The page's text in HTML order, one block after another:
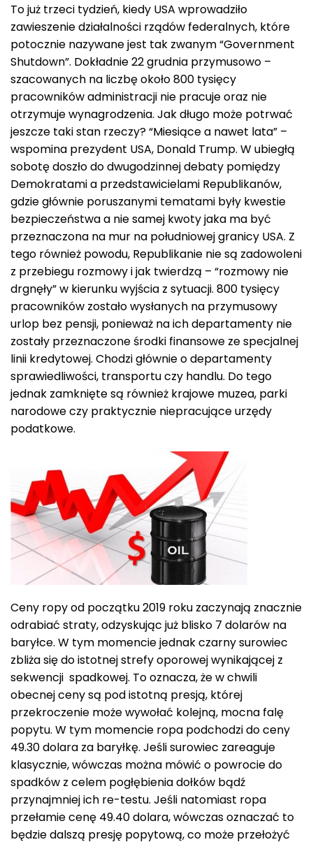
To już trzeci tydzień, kiedy USA wprowadziło
zawieszenie działalności rządów federalnych, które
potocznie nazywane jest tak zwanym “Government
Shutdown”. Dokładnie 22 grudnia przymusowo –
szacowanych na liczbę około 800 tysięcy
pracowników administracji nie pracuje oraz nie
otrzymuje wynagrodzenia. Jak długo może potrwać
jeszcze taki stan rzeczy? “Miesiące a nawet lata” –
wspomina prezydent USA, Donald Trump. W ubiegłą
sobotę doszło do dwugodzinnej debaty pomiędzy
Demokratami a przedstawicielami Republikanów,
gdzie głównie poruszanymi tematami były kwestie
bezpieczeństwa a nie samej kwoty jaka ma być
przeznaczona na mur na południowej granicy USA. Z
tego również powodu, Republikanie nie są zadowoleni
z przebiegu rozmowy i jak twierdzą – “rozmowy nie
drgnęły” w kierunku wyjścia z sytuacji. 800 tysięcy
pracowników zostało wysłanych na przymusowy
urlop bez pensji, ponieważ na ich departamenty nie
zostały przeznaczone środki finansowe ze specjalnej
linii kredytowej. Chodzi głównie o departamenty
sprawiedliwości, transportu czy handlu. Do tego
jednak zamknięte są również krajowe muzea, parki
narodowe czy praktycznie niepracujące urzędy
podatkowe.
Ceny ropy od początku 2019 roku zaczynają znacznie
odrabiać straty, odzyskując już blisko 7 dolarów na
baryłce. W tym momencie jednak czarny surowiec
zbliża się do istotnej strefy oporowej wynikającej z
sekwencji spadkowej. To oznacza, że w chwili
obecnej ceny są pod istotną presją, której
przekroczenie może wywołać kolejną, mocna falę
popytu. W tym momencie ropa podchodzi do ceny
49.30 dolara za baryłkę. Jeśli surowiec zareaguje
klasycznie, wówczas można mówić o powrocie do
spadków z celem pogłębienia dołków bądź
przynajmniej ich re-testu. Jeśli natomiast ropa
przełamie cenę 49.40 dolara, wówczas oznaczać to
będzie dalszą presję popytową, co może przełożyć